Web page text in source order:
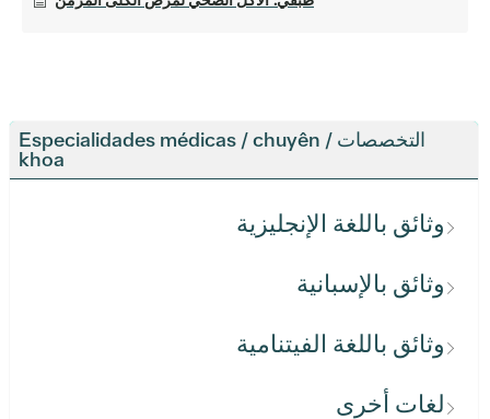
التخصصات / Especialidades médicas / chuyên
khoa
وثائق باللغة الإنجليزية
وثائق بالإسبانية
وثائق باللغة الفيتنامية
لغات أخرى